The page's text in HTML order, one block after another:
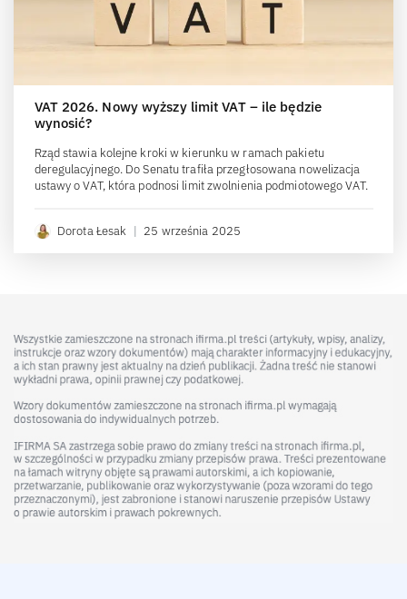
VAT 2026. Nowy wyższy limit VAT – ile będzie
wynosić?
Rząd stawia kolejne kroki w kierunku w ramach pakietu
deregulacyjnego. Do Senatu trafiła przegłosowana nowelizacja
ustawy o VAT, która podnosi limit zwolnienia podmiotowego VAT.
Dorota Łesak | 25 września 2025